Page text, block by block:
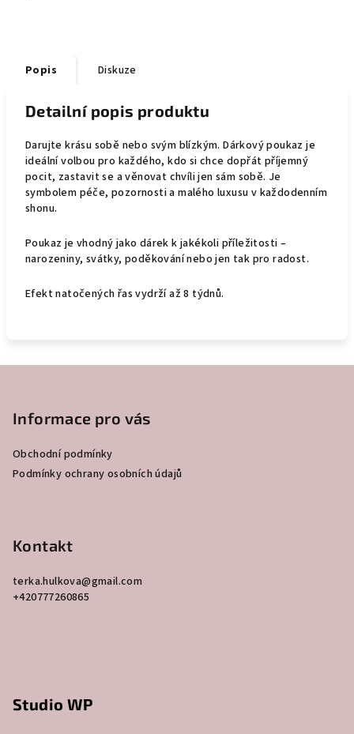
Popis Diskuze
Detailní popis produktu
Darujte krásu sobě nebo svým blízkým. Dárkový poukaz je
ideální volbou pro každého, kdo si chce dopřát příjemný
pocit, zastavit se a věnovat chvíli jen sám sobě. Je
symbolem péče, pozornosti a malého luxusu v každodenním
shonu.
Poukaz je vhodný jako dárek k jakékoli příležitosti –
narozeniny, svátky, poděkování nebo jen tak pro radost.
Efekt natočených řas vydrží až 8 týdnů.
Informace pro vás
Obchodní podmínky
Podmínky ochrany osobních údajů
Kontakt
terka.hulkova@gmail.com
+420777260865
Studio WP